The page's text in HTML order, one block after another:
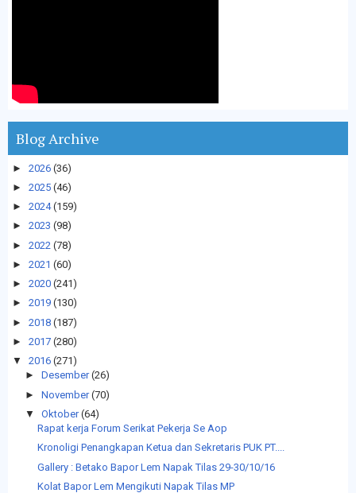
Blog Archive
► 2026 (36)
► 2025 (46)
► 2024 (159)
► 2023 (98)
► 2022 (78)
► 2021 (60)
► 2020 (241)
► 2019 (130)
► 2018 (187)
► 2017 (280)
▼
2016 (271)
► Desember (26)
► November (70)
▼
Oktober (64)
Rapat kerja Forum Serikat Pekerja Se Aop
Kronoligi Penangkapan Ketua dan Sekretaris PUK PT....
Gallery : Betako Bapor Lem Napak Tilas 29-30/10/16
Kolat Bapor Lem Mengikuti Napak Tilas MP